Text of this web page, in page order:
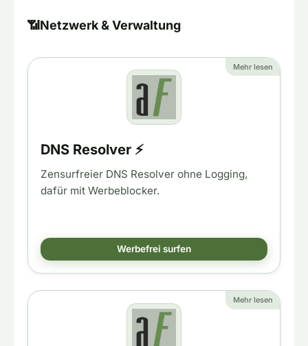
📶Netzwerk & Verwaltung
Mehr lesen
DNS Resolver ⚡
Zensurfreier DNS Resolver ohne Logging,
dafür mit Werbeblocker.
Werbefrei surfen
Mehr lesen